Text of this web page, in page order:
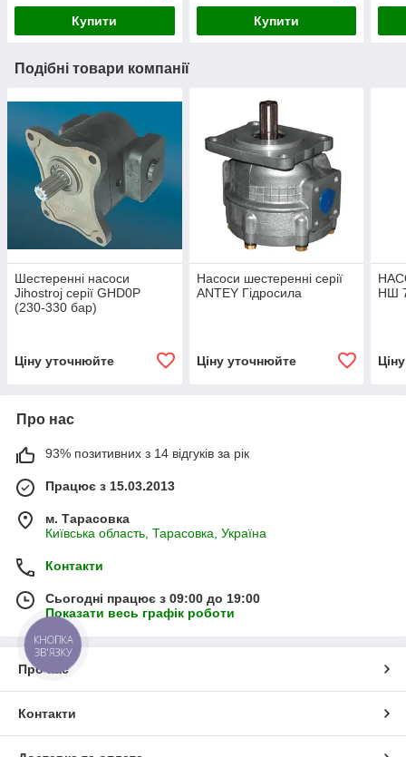
Купити Купити
Подібні товари компанії
Шестеренні насоси
Jihostroj серії GHD0P
(230-330 бар)
Ціну уточнюйте
Насоси шестеренні серії
ANTEY Гідросила
Ціну уточнюйте
НШ
Про нас
93% позитивних з 14 відгуків за рік
Працює з 15.03.2013
м. Тарасовка
Київська область, Тарасовка, Україна
Контакти
Сьогодні працює з 09:00 до 19:00
Показати весь графік роботи
Про нас
Контакти
КНОПКА
ЗВ'ЯЗКУ